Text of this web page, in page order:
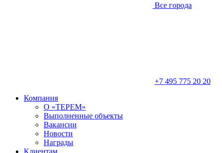
Все города
+7 495 775 20 20
Компания
О «ТЕРЕМ»
Выполненные объекты
Вакансии
Новости
Награды
Клиентам